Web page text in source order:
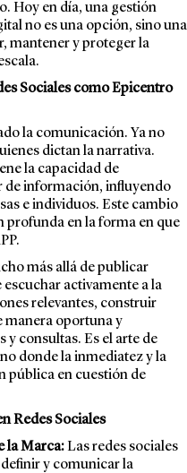
Hoy en día, una gestión
no es una opción, sino una
mantener y proteger la
Sociales como Epicentro
la comunicación. Ya no
dictan la narrativa.
la capacidad de
de información, influyendo
e individuos. Este cambio
profunda en la forma en que
más allá de publicar
activamente a la
relevantes, construir
manera oportuna y
consultas. Es el arte de
donde la inmediatez y la
pública en cuestión de
Redes Sociales
la Marca:Las redes sociales
y comunicar la